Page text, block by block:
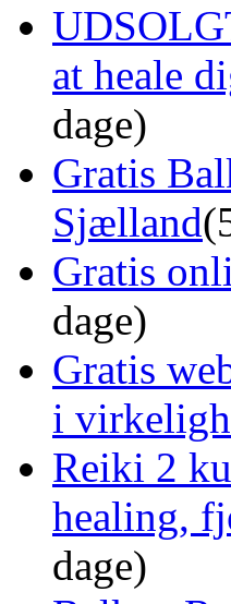
at heale
dage)
Gratis
Sjælland
Gratis
dage)
Gratis
i
Reiki 2
healing,
dage)